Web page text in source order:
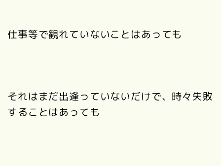
仕事等で観れていないことはあっても
それはまだ出逢っていないだけで、時々失敗
することはあっても